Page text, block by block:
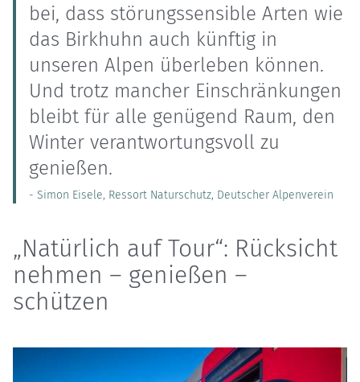
bei, dass störungssensible Arten wie
das Birkhuhn auch künftig in
unseren Alpen überleben können.
Und trotz mancher Einschränkungen
bleibt für alle genügend Raum, den
Winter verantwortungsvoll zu
genießen.
- Simon Eisele, Ressort Naturschutz, Deutscher Alpenverein
„Natürlich auf Tour“: Rücksicht
nehmen – genießen –
schützen